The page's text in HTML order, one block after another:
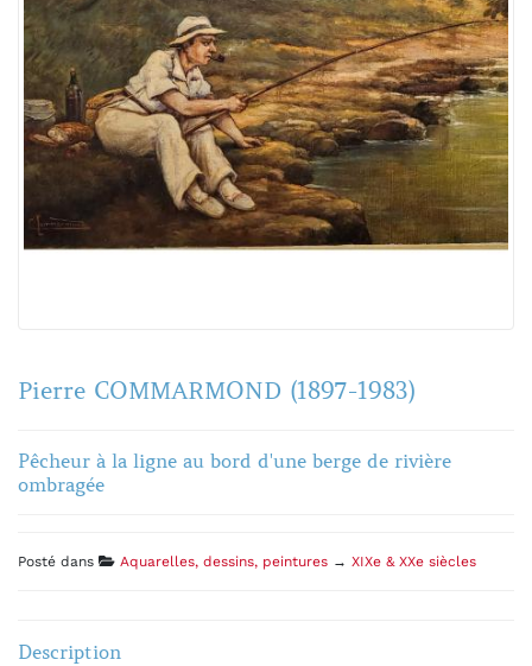
Pierre COMMARMOND (1897-1983)
Pêcheur à la ligne au bord d'une berge de rivière
ombragée
Posté dans Aquarelles, dessins, peintures → XIXe & XXe siècles
Description